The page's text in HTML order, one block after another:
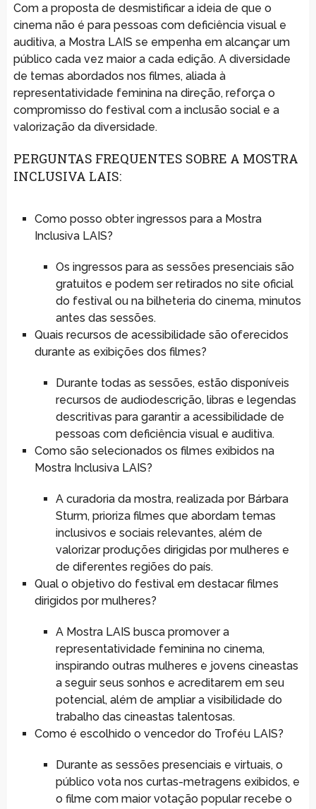
Com a proposta de desmistificar a ideia de que o
cinema não é para pessoas com deficiência visual e
auditiva, a Mostra LAIS se empenha em alcançar um
público cada vez maior a cada edição. A diversidade
de temas abordados nos filmes, aliada à
representatividade feminina na direção, reforça o
compromisso do festival com a inclusão social e a
valorização da diversidade.
PERGUNTAS FREQUENTES SOBRE A MOSTRA
INCLUSIVA LAIS:
Como posso obter ingressos para a Mostra
Inclusiva LAIS?
Os ingressos para as sessões presenciais são
gratuitos e podem ser retirados no site oficial
do festival ou na bilheteria do cinema, minutos
antes das sessões.
Quais recursos de acessibilidade são oferecidos
durante as exibições dos filmes?
Durante todas as sessões, estão disponíveis
recursos de audiodescrição, libras e legendas
descritivas para garantir a acessibilidade de
pessoas com deficiência visual e auditiva.
Como são selecionados os filmes exibidos na
Mostra Inclusiva LAIS?
A curadoria da mostra, realizada por Bárbara
Sturm, prioriza filmes que abordam temas
inclusivos e sociais relevantes, além de
valorizar produções dirigidas por mulheres e
de diferentes regiões do país.
Qual o objetivo do festival em destacar filmes
dirigidos por mulheres?
A Mostra LAIS busca promover a
representatividade feminina no cinema,
inspirando outras mulheres e jovens cineastas
a seguir seus sonhos e acreditarem em seu
potencial, além de ampliar a visibilidade do
trabalho das cineastas talentosas.
Como é escolhido o vencedor do Troféu LAIS?
Durante as sessões presenciais e virtuais, o
público vota nos curtas-metragens exibidos, e
o filme com maior votação popular recebe o